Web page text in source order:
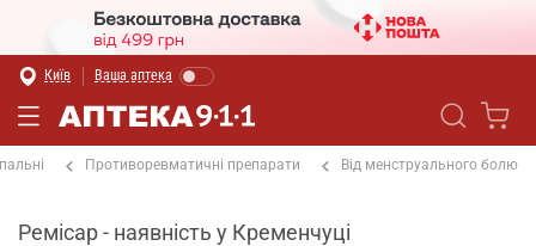
Київ Ваша аптека
Противоревматичні препарати Від менструального болю
Ремісар - наявність у Кременчуці